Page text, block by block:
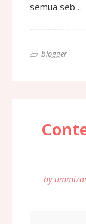
semua seb…
blogger
by